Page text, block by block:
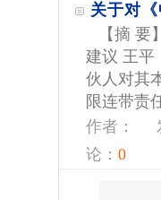
关于对
【摘
建议 王平
伙人对其
限连带责
作者：
论： 0